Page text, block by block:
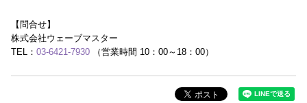
【問合せ】
株式会社ウェーブマスター
TEL： 03-6421-7930 （営業時間 10：00～18：00）